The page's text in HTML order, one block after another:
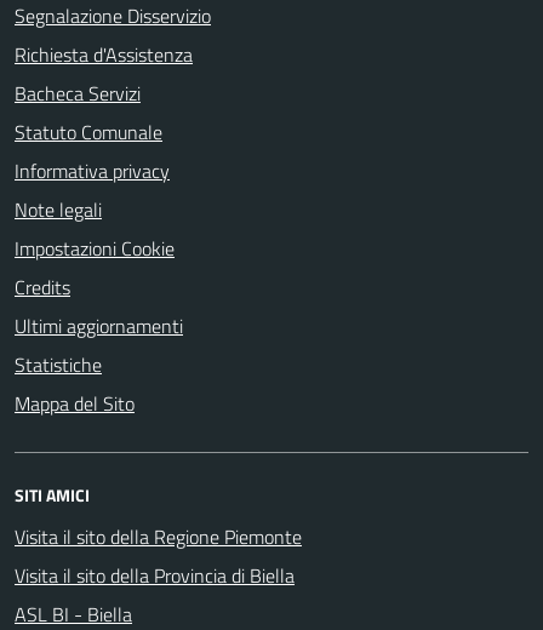
Segnalazione Disservizio
Richiesta d'Assistenza
Bacheca Servizi
Statuto Comunale
Informativa privacy
Note legali
Impostazioni Cookie
Credits
Ultimi aggiornamenti
Statistiche
Mappa del Sito
SITI AMICI
Visita il sito della Regione Piemonte
Visita il sito della Provincia di Biella
ASL BI - Biella